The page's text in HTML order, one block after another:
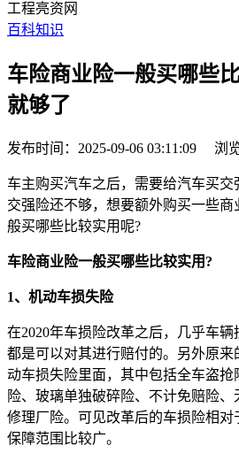
工程亮资网
百科知识
车险商业险一般买哪些
就够了
发布时间：2025-09-06 03:11:09 浏
车主购买汽车之后，需要给汽车买
交强险还不够，想要额外购买一些
般买哪些比较实用呢?
车险商业险一般买哪些比较实用?
1、机动车损失险
在2020年车损险改革之后，几乎车
都是可以对其进行赔付的。另外原
动车损失险里面，其中包括全车盗
险、玻璃单独破碎险、不计免赔险
修理厂险。可见改革后的车损险相对
保障范围比较广。